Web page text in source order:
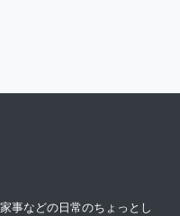
事などの日常のちょっとし